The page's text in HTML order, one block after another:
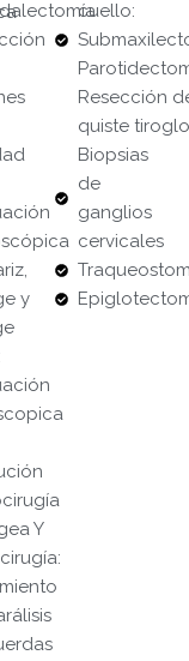
y
Y
cuello:
Resección
quiste
Biopsias
de
ganglios
cervicales